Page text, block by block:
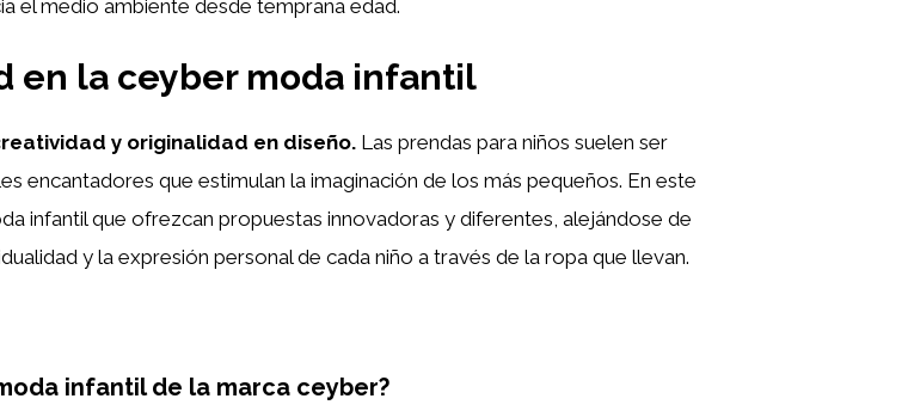
el medio ambiente desde temprana edad.
en la ceyber moda infantil
y originalidad en diseño. Las prendas para niños suelen ser
encantadores que estimulan la imaginación de los más pequeños. En este
infantil que ofrezcan propuestas innovadoras y diferentes, alejándose de
y la expresión personal de cada niño a través de la ropa que llevan.
infantil de la marca ceyber?